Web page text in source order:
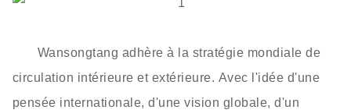
Wansongtang adhère à la stratégie mondiale de
circulation intérieure et extérieure. Avec l'idée d'une
pensée internationale, d'une vision globale, d'un